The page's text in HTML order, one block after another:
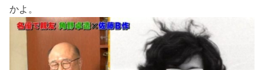
かよ。